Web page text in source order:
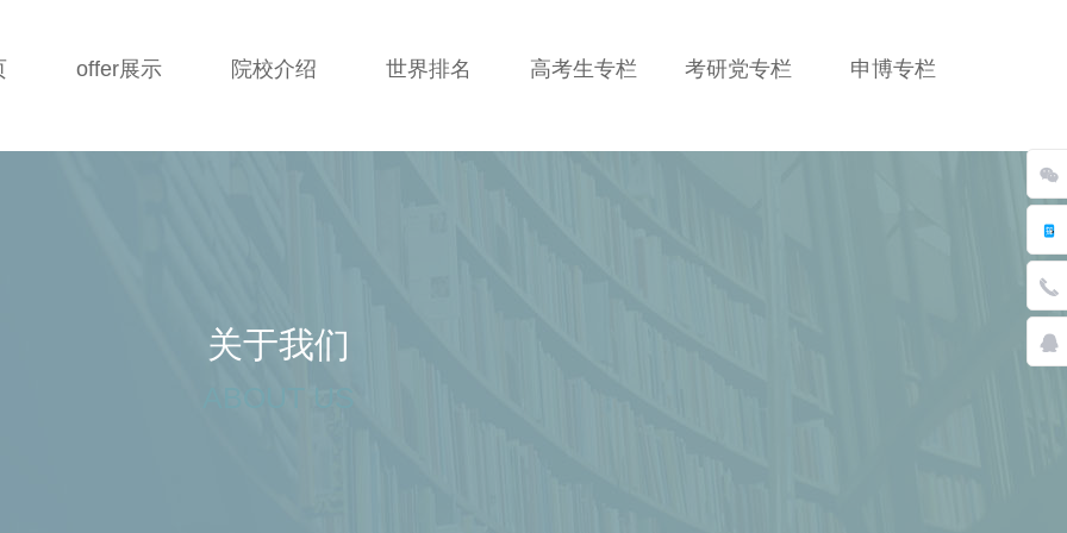
offer展示 院校介绍 世界排名 高考生专栏 考研党专栏 申博专栏
关于我们